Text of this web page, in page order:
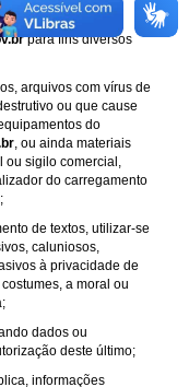
para fins diversos
arquivos com vírus de
ou que cause
do
, ou ainda materiais
sigilo comercial,
do carregamento
de textos, utilizar-se
caluniosos,
à privacidade de
a moral ou
dados ou
deste último;
informações